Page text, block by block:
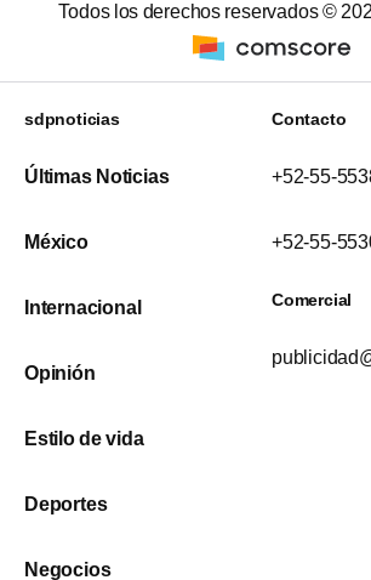
Todos los derechos reservados ©
sdpnoticias
Últimas Noticias
México
Internacional
Opinión
Estilo de vida
Deportes
Negocios
Contacto
+52-55-
+52-55-
Comercial